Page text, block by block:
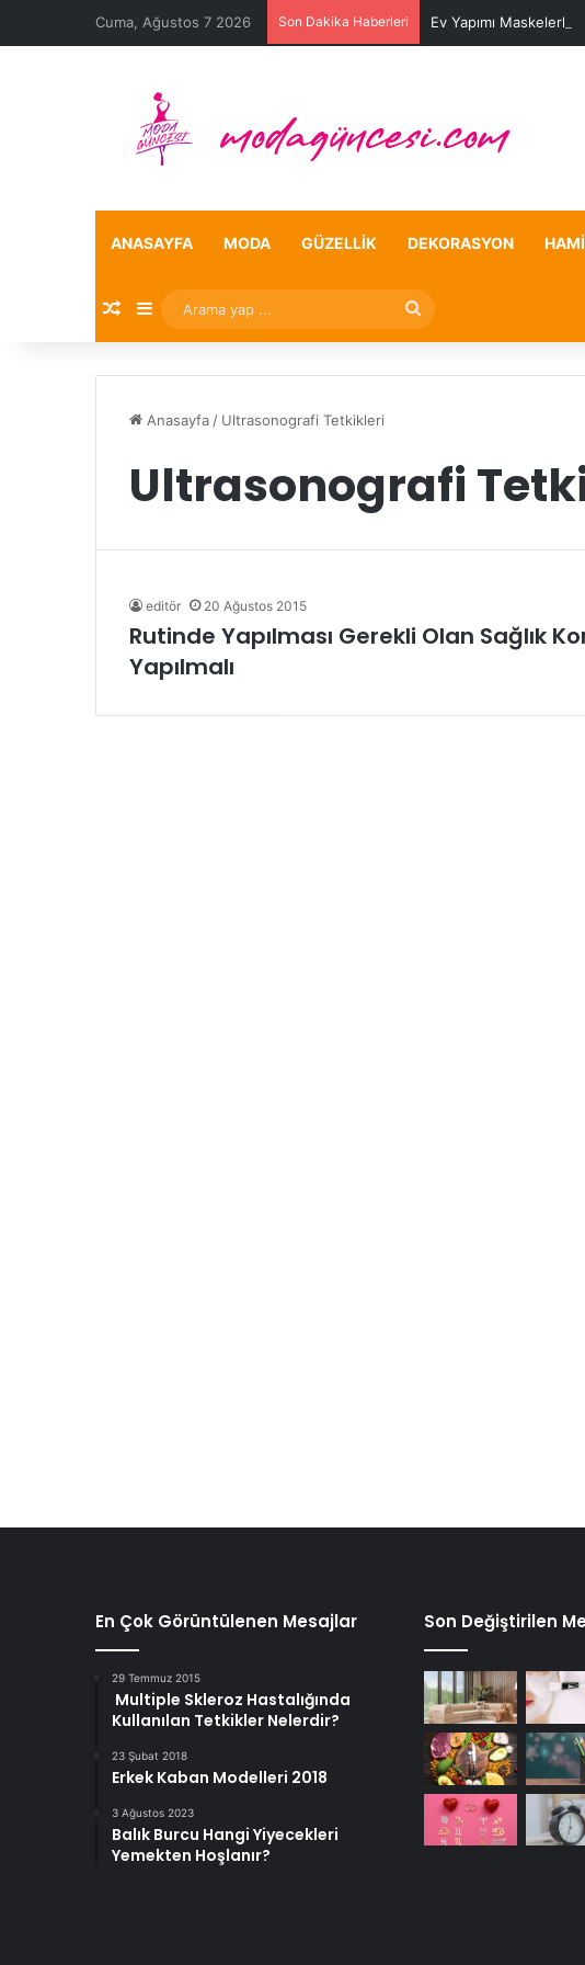
Cuma, Ağustos 7 2026 Son Dakika Haberleri Ev Yapımı Maskelerle
ANASAYFA MODA GÜZELLIK DEKORASYON
Rastgele Makale
Kenar Bölmesi
Arama
yap
Anasayfa / Ultrasonografi Tetkikleri
Ultrasonografi
editör 20 Ağustos 2015
Rutinde Yapılması Gerekli Olan Sağlık
Yapılmalı
En Çok Görüntülenen Mesajlar
29 Temmuz 2015
Multiple Skleroz Hastalığında
Kullanılan Tetkikler Nelerdir?
23 Şubat 2018
Erkek Kaban Modelleri 2018
3 Ağustos 2023
Balık Burcu Hangi Yiyecekleri
Yemekten Hoşlanır?
Son Değiştirilen